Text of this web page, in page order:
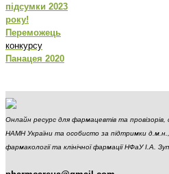
підсумки 2023
року!
Переможець
конкурсу
Панацея 2020
Онлайн ресурс для фармацевтів та
НАМН України та особисто за підтримки д.м.н.,
фармакології та клінічної фармації НФаУ І.А.